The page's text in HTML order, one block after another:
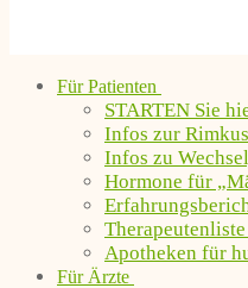
Für Patienten
STARTEN Sie
Infos zur
Infos zu
Hormone für
Apotheken für
Für Ärzte